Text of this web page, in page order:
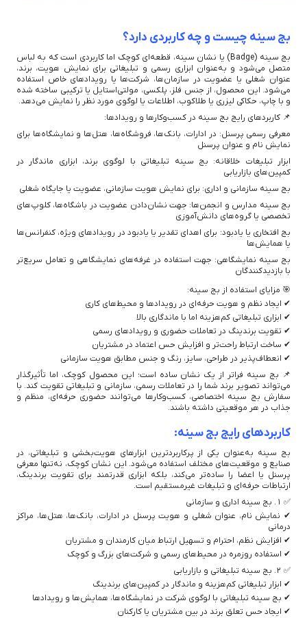
بج سینه چیست و چه کاربردی دارد؟
بج سینه (Badge) یا نشان سینه، قطعه‌ای کوچک اما کاربردی است که به لباس
متصل می‌شود و به‌عنوان ابزاری رسمی و تبلیغاتی برای نمایش هویت، برند،
عنوان شغلی یا عضویت در سازمان‌ها، شرکت‌ها یا رویدادهای خاص استفاده
می‌شود. این محصول، از جنس فلز، پلکسی، مولتی‌استایل یا ترکیبی ساخته شده
و با چاپ، حکاکی لیزری یا طلاکوب، اطلاعات یا لوگوی مورد نظر را نمایش می‌دهد.
📌 کاربردهای رایج بج سینه در کسب‌وکارها و رویدادها:
معرفی رسمی پرسنل: در ادارات، بانک‌ها، فروشگاه‌ها، هتل‌ها و نمایشگاه‌ها برای
نمایش نام و عنوان پرسنل
ابزار تبلیغات خلاقانه: بج سینه تبلیغاتی با لوگوی برند، ابزاری ماندگار در
کمپین‌های بازاریابی
بج سینه سازمانی و اداری: برای نمایش هویت سازمانی، عضویت یا جایگاه شغلی
بج سینه مدارس و انجمن‌ها: جهت نشان‌دادن عضویت در باشگاه‌ها، کلوپ‌های
تخصصی یا گروه‌های دانش‌آموزی
بج افتخاری یا یادبود: برای اهدای تقدیر یا یادبود در رویدادهای ویژه، کنفرانس‌ها
یا همایش‌ها
بج سینه نمایشگاهی: جهت استفاده در غرفه‌های نمایشگاهی و تعامل سریع‌تر
با بازدیدکنندگان
🎯 مزایای استفاده از بج سینه:
✔ ایجاد نظم و هویت حرفه‌ای در رویدادها و محیط‌های کاری
✔ ابزاری تبلیغاتی کم‌هزینه اما با ماندگاری بالا
✔ تقویت برندینگ در تعاملات حضوری و رویدادهای رسمی
✔ ساخت ارتباط راحت‌تر و افزایش حس اعتماد در مشتریان
✔ انعطاف‌پذیر در طراحی، سایز، رنگ و جنس مطابق هویت سازمانی
📌 بج سینه فراتر از یک نشان ساده است؛ این محصول کوچک، اما تأثیرگذار
می‌تواند تصویر برند شما را در تعاملات رسمی، سازمانی و تبلیغاتی تقویت کند. با
سفارش بج سینه اختصاصی، کسب‌وکارها می‌توانند حضوری حرفه‌ای، منظم و
جذاب در هر موقعیتی داشته باشند.
کاربردهای رایج بج سینه:
بج سینه به‌عنوان یکی از پرکاربردترین ابزارهای هویت‌بخشی و تبلیغاتی، در
صنایع و موقعیت‌های مختلف استفاده می‌شود. این نشان کوچک، نه‌تنها معرفی
پرسنل یا اعضا را ساده‌تر می‌کند، بلکه ابزاری قدرتمند برای تقویت برندینگ،
ارتباطات حرفه‌ای و تبلیغات غیرمستقیم است.
✅ ۱. بج سینه اداری و سازمانی
✔ نمایش نام، عنوان شغلی و هویت پرسنل در ادارات، بانک‌ها، هتل‌ها، مراکز
درمانی
✔ افزایش نظم، احترام و تسهیل ارتباط میان کارمندان و مشتریان
✔ استفاده روزمره در محیط‌های رسمی و شرکت‌های بزرگ و کوچک
✅ ۲. بج سینه تبلیغاتی و بازاریابی
✔ ابزار تبلیغاتی کم‌هزینه و ماندگار در کمپین‌های برندینگ
✔ بج سینه تبلیغاتی با لوگوی شرکت در نمایشگاه‌ها، همایش‌ها و رویدادها
✔ ایجاد حس تعلق برند در بین مشتریان یا کارکنان